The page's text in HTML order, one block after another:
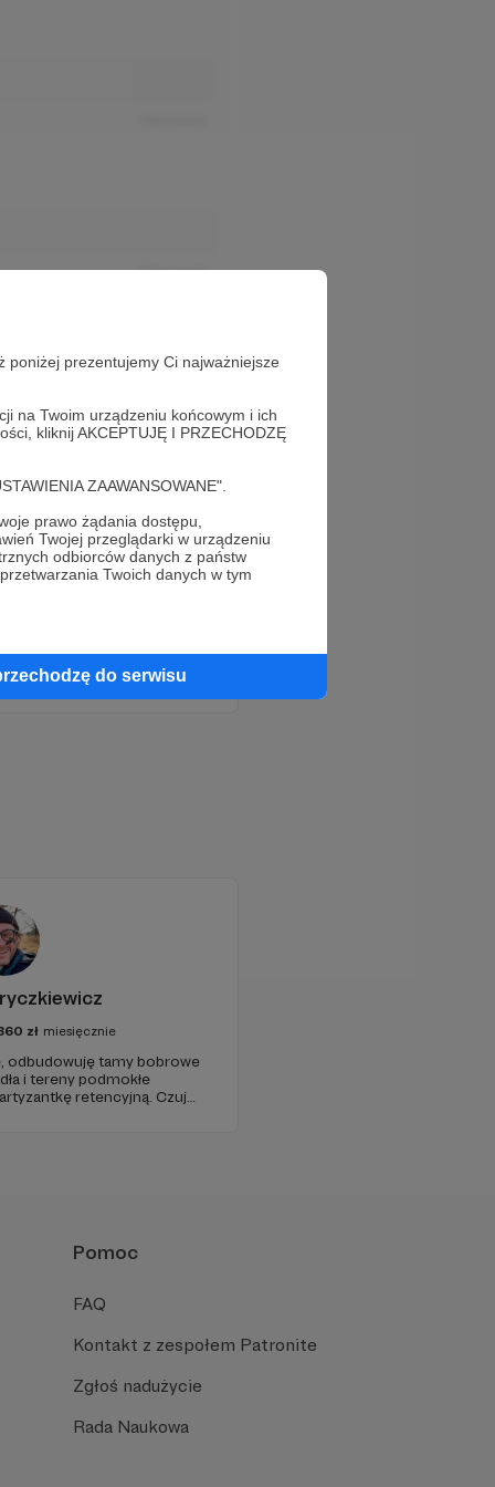
poniżej prezentujemy Ci najważniejsze
na Twoim urządzeniu końcowym i ich
kliknij AKCEPTUJĘ I PRZECHODZĘ
ZAAWANSOWANE".
prawo żądania dostępu,
Twojej przeglądarki w urządzeniu
odbiorców danych z państw
Twoich danych w tym
do serwisu
Odpowiedz
zł miesięcznie
odbudowuję tamy bobrowe
i tereny podmokłe
retencyjną. Czuję
Pomoc
FAQ
Kontakt z zespołem Patronite
Zgłoś nadużycie
Rada Naukowa